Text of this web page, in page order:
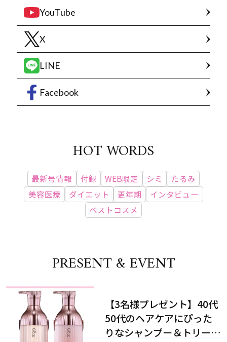
YouTube
X
LINE
Facebook
HOT WORDS
最新号情報 付録 WEB限定 シミ
たるみ
美容医療
ダイエット 更年期
インタビュー
ベストコスメ
PRESENT & EVENT
【3名様プレゼント】40代
50代のヘアケアにぴった
りなシャンプー＆トリート